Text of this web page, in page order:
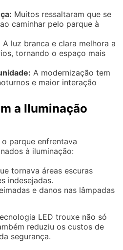
Muitos ressaltaram que se
caminhar pelo parque à
A luz branca e clara melhora a
tornando o espaço mais
A modernização tem
e maior interação
a Iluminação
parque enfrentava
à iluminação:
tornava áreas escuras
indesejadas.
e danos nas lâmpadas
LED trouxe não só
reduziu os custos de
segurança.